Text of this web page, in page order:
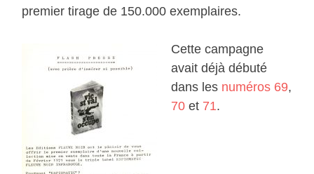
premier tirage de 150.000 exemplaires.
Cette campagne
avait déjà débuté
dans les numéros 69,
70 et 71.